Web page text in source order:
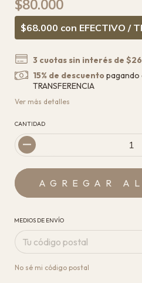
$80.000
$68.000 con EFECTIVO /
3 cuotas sin interés de
15% de descuento pagando
TRANSFERENCIA
Ver más detalles
CANTIDAD
MEDIOS DE ENVÍO
No sé mi código postal